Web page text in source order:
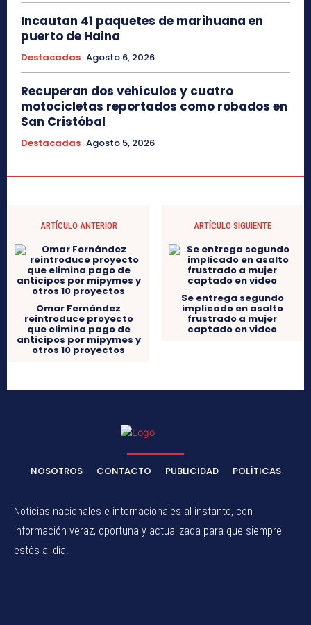
Incautan 41 paquetes de marihuana en
puerto de Haina
Destacadas Agosto 6, 2026
Recuperan dos vehículos y cuatro
motocicletas reportados como robados en
San Cristóbal
Destacadas Agosto 5, 2026
ARTÍCULO ANTERIOR
Omar Fernández
reintroduce proyecto
que elimina pago de
anticipos por mipymes y
otros 10 proyectos
ARTÍCULO SIGUIENTE
Se entrega segundo
implicado en asalto
frustrado a mujer
captado en video
NOSOTROS CONTACTO PUBLICIDAD POLÍTICAS
Noticias nacionales e internacionales al instante, con
información veraz, oportuna y actualizada para que siempre
estés al día.